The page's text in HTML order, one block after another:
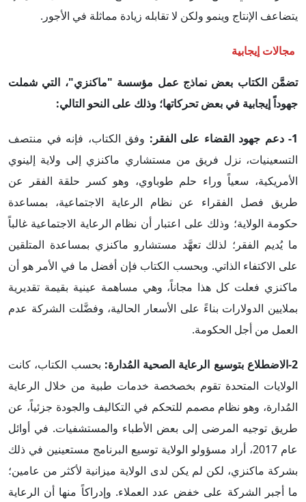
يتضاعف الإنتاج وينمو ولكن لا تقابله زيادة مماثلة في الأجور.
مجالات إيجابية
تضمَّن الكتاب بعض نماذج عمل مؤسسة "ماكنزي"، التي شملت
جهوداً إيجابية في بعض تحركاتها؛ وذلك على النحو التالي:
1- دعم جهود القضاء على الفقر : وفق الكتاب، فإنه في منتصف
التسعينيات، نزل فريق من مستشاري ماكنزي إلى ولاية إلينوي
الأمريكية، سعياً وراء حلم طوباوي، وهو كسر حلقة الفقر عن
طريق فصل الفقراء عن نظام الرعاية الاجتماعية، بمساعدة
حكومة الولاية؛ وذلك على اعتبار أن نظام الرعاية الاجتماعية غالباً
ما يُديم الفقر؛ لذلك تعهَّد مستشارو ماكنزي بمساعدة المتلقين
على الاكتفاء الذاتي. وبحسب الكتاب فإن أفضل ما في الأمر هو أن
ماكنزي فعلت كل هذا مجاناً، وهي مساهمة عينية بقيمة تقديرية
بملايين الدولارات بناءً على الأسعار الحالية، وفضَّلت الشركة عدم
العمل من أجل الحكومة.
2-الاضطلاع بتوسيع الرعاية الصحية المُدارة:
بحسب الكتاب، كانت
الولايات المتحدة تقوم بخصخصة خدمات طبية من خلال الرعاية
المُدارة، وهو نظام مصمم للتحكم في التكاليف والجودة جزئياً، عن
طريق توجيه المرضى إلى بعض الأطباء والمستشفيات. في أوائل
عام 2017، أراد مسؤولو الولاية توسيع البرنامج مستعينين في ذلك
بشركة ماكنزي، لكن لم يكن لدى الولاية ميزانية لأكثر من عامين؛
ما أجبر الشركة على خفض عدد العملاء. وإدراكاً منها أن الرعاية